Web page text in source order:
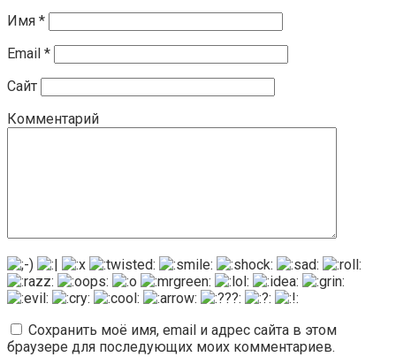
Имя *
Email *
Сайт
Комментарий
Сохранить моё имя, email и адрес сайта в этом
браузере для последующих моих комментариев.